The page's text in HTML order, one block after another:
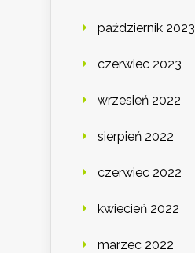
październik 2023
czerwiec 2023
wrzesień 2022
sierpień 2022
czerwiec 2022
kwiecień 2022
marzec 2022